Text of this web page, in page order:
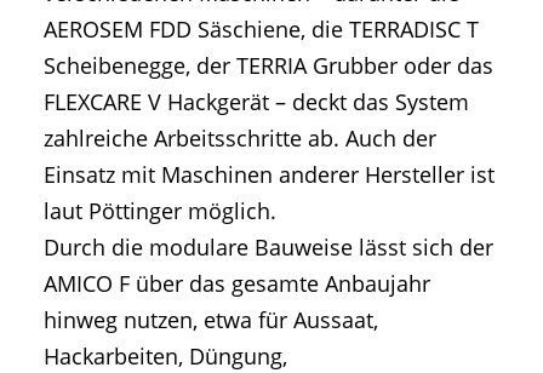
AEROSEM FDD Säschiene, die TERRADISC T
Scheibenegge, der TERRIA Grubber oder das
FLEXCARE V Hackgerät – deckt das System
zahlreiche Arbeitsschritte ab. Auch der
Einsatz mit Maschinen anderer Hersteller ist
laut Pöttinger möglich.
Durch die modulare Bauweise lässt sich der
AMICO F über das gesamte Anbaujahr
hinweg nutzen, etwa für Aussaat,
Hackarbeiten, Düngung,